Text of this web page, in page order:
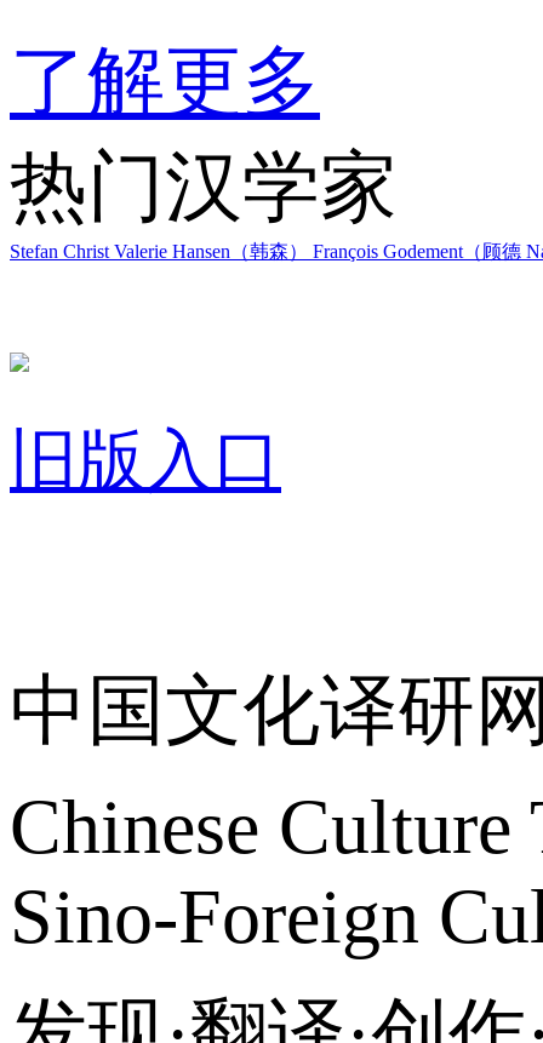
了解更多
热门汉学家
Stefan Christ Valerie Hansen（韩森） François Godement（顾德
旧版入口
中国文化译研
Chinese
Sino-Foreign